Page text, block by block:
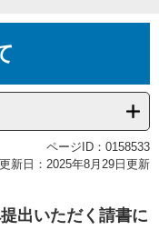
ページID：0158533
更新日：2025年8月29日更新
出いただく請書に